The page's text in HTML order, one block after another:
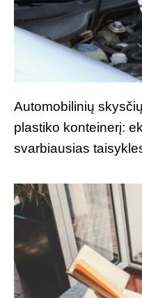
Automobilinių
plastiko konteinerį:
svarbiausias